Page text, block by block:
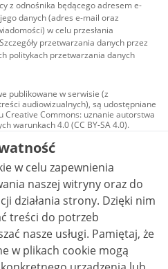
z odnośnika będącego adresem e-
danych (adres e-mail oraz
w celu przesłania
przetwarzania danych przez
politykach przetwarzania danych
publikowane w serwisie (z
audiowizualnych), są udostępniane
Creative Commons: uznanie autorstwa
warunkach 4.0 (CC BY-SA 4.0).
w tym zdjęcia, materiały
udostępniane na licencji typu
uznanie autorstwa użycie
bez utworów zależnych 4.0 (CC BY-
nie jest to stwierdzone inaczej.
w celu zapewnienia
naszej witryny oraz do
strony. Dzięki nim
treści do potrzeb
usługi. Pamiętaj, że
w plikach cookie mogą